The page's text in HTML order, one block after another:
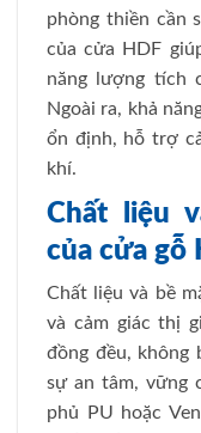
phòng thiền cần
của cửa HDF
năng lượng tích
Ngoài ra, khả
ổn định, hỗ trợ
khí.
Chất liệu
của cửa gỗ
Chất liệu và bề
và cảm giác thị
đồng đều, không
sự an tâm, vững
phủ PU hoặc